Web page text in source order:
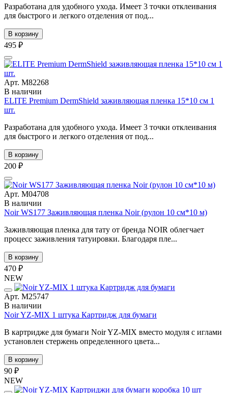
Разработана для удобного ухода. Имеет 3 точки отклеивания
для быстрого и легкого отделения от под...
В корзину
495 ₽
Арт. М82268
В наличии
ELITE Premium DermShield заживляющая пленка 15*10 см 1
шт.
Разработана для удобного ухода. Имеет 3 точки отклеивания
для быстрого и легкого отделения от под...
В корзину
200 ₽
Арт. М04708
В наличии
Noir WS177 Заживляющая пленка Noir (рулон 10 см*10 м)
Заживляющая пленка для тату от бренда NOIR облегчает
процесс заживления татуировки. Благодаря пле...
В корзину
470 ₽
NEW
Арт. М25747
В наличии
Noir YZ-MIX 1 штука Картридж для бумаги
В картридже для бумаги Noir YZ-MIX вместо модуля с иглами
установлен стержень определенного цвета...
В корзину
90 ₽
NEW